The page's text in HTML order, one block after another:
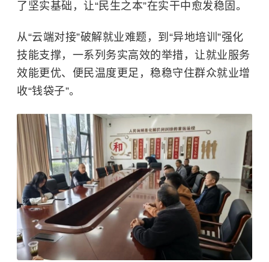
了坚实基础，让“民生之本”在实干中愈发稳固。
从“云端对接”破解就业难题，到“异地培训”强化
技能支撑，一系列务实高效的举措，让就业服务
效能更优、便民温度更足，稳稳守住群众就业增
收“钱袋子”。